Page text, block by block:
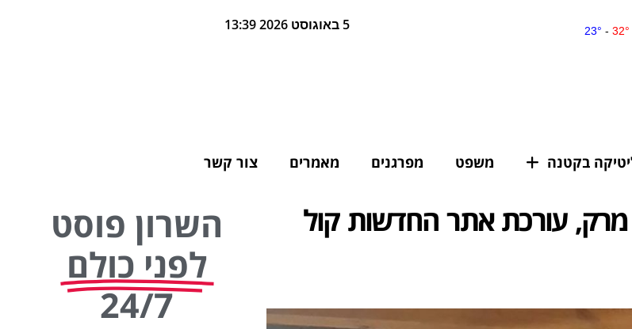
5 באוגוסט 2026 13:39
בקטנה משפט מפרגנים מאמרים צור קשר
מרק, עורכת אתר החדשות קול
השרון פוסט
לפני כולם
24/7